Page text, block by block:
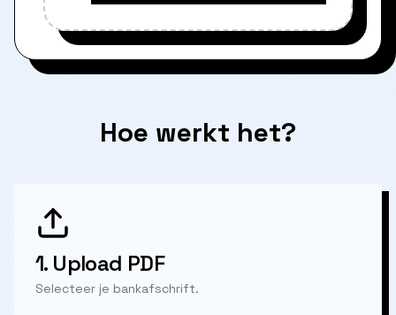
Hoe werkt het?
1. Upload PDF
Selecteer je bankafschrift.